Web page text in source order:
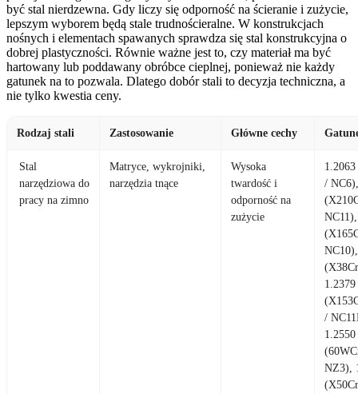
być stal nierdzewna. Gdy liczy się odporność na ścieranie i zużycie,
lepszym wyborem będą stale trudnościeralne. W konstrukcjach
nośnych i elementach spawanych sprawdza się stal konstrukcyjna o
dobrej plastyczności. Równie ważne jest to, czy materiał ma być
hartowany lub poddawany obróbce cieplnej, ponieważ nie każdy
gatunek na to pozwala. Dlatego dobór stali to decyzja techniczna, a
nie tylko kwestia ceny.
Rodzaj stali Zastosowanie Główne cechy
Stal
narzędziowa do
pracy na zimno
Matryce, wykrojniki,
narzędzia tnące
Wysoka
twardość i
odporność na
zużycie
/
1.2379
/
1.2550
NZ3),